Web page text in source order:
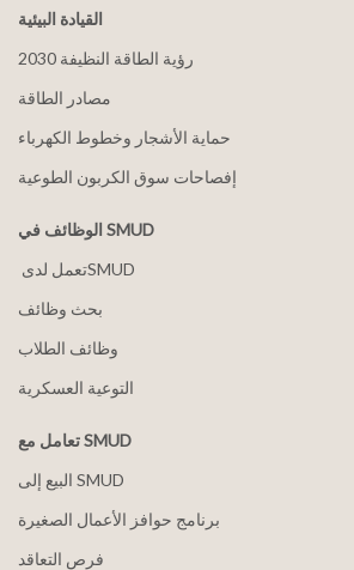
القيادة البيئية
2030 رؤية الطاقة النظيفة
مصادر الطاقة
حماية الأشجار وخطوط الكهرباء
إفصاحات سوق الكربون الطوعية
الوظائف في SMUD
بحث وظائف
وظائف الطلاب
التوعية العسكرية
تعامل مع SMUD
البيع إلى SMUD
برنامج حوافز الأعمال الصغيرة
فرص التعاقد